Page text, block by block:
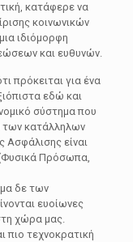
κατάφερε να
κοινωνικών
ιδιόμορφη
και ευθυνών.
πρόκειται για ένα
εδώ και
σύστημα που
των κατάλληλων
Ασφάλισης είναι
Πρόσωπα,
δε των
ευοίωνες
χώρα μας.
πιο τεχνοκρατική